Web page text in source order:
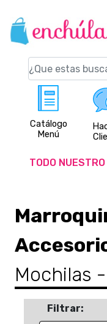
Catálogo
Menú
TODO
Mochilas -
Filtrar: